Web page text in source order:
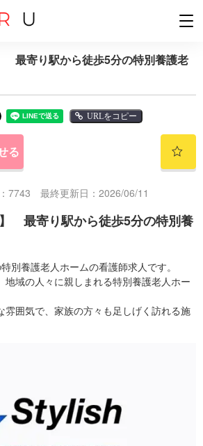
最寄り駅から徒歩5分の特別養護老
URLをコピー
る
7743 最終更新日：2026/06/11
】 最寄り駅から徒歩5分の特別養
別養護老人ホームの看護師求人です。
地域の人々に親しまれる特別養護老人ホー
雰囲気で、家族の方々も足しげく訪れる施